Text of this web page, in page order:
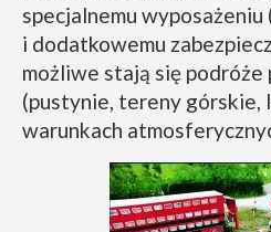
specjalnemu
i dodatkowemu
możliwe stają się podróże
(pustynie, tereny górskie,
warunkach